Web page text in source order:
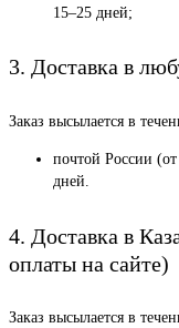
15–25 дней;
3. Доставка в
Заказ высылается в
почтой России
дней.
4. Доставка в
оплаты на сайте)
Заказ высылается в